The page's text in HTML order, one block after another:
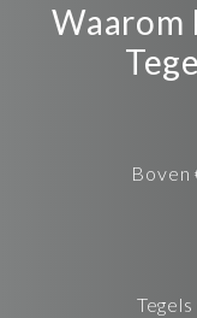
Waarom
Boven